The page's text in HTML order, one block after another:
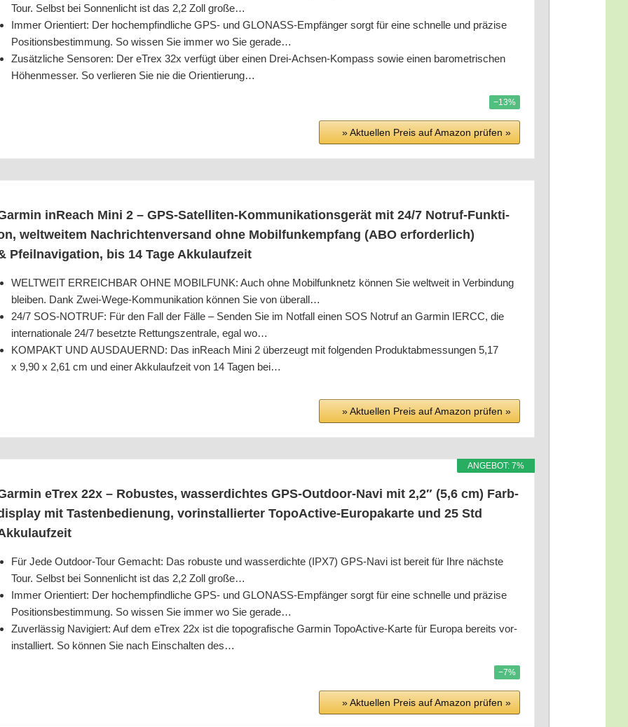
Tour. Selbst bei Son­nen­licht ist das 2,2 Zoll große…
Immer Ori­en­tiert: Der hoch­emp­find­li­che GPS- und GLO­NASS-Emp­fän­ger sorgt für eine schnel­le und prä­zi­se
Posi­ti­ons­be­stim­mung. So wis­sen Sie immer wo Sie gerade…
Zusätz­li­che Sen­so­ren: Der eTrex 32x ver­fügt über einen Drei-Ach­sen-Kom­pass sowie einen baro­me­tri­schen
Höhen­mes­ser. So ver­lie­ren Sie nie die Orientierung…
−13%
» Aktu­el­len Preis auf Ama­zon prü­fen »
inReach Mini 2 – GPS-Satel­li­ten-Kom­mu­ni­ka­ti­ons­ge­rät mit 24/​7 Not­ruf-Funk­ti­
welt­wei­tem Nach­rich­ten­ver­sand ohne Mobil­funk­emp­fang (ABO erfor­der­lich)
Pfeil­na­vi­ga­ti­on, bis 14 Tage Akkulaufzeit
WELTWEIT ERREICHBAR OHNE MOBILFUNK: Auch ohne Mobil­funk­netz kön­nen Sie welt­weit in Ver­bin­dung
blei­ben. Dank Zwei-Wege-Kom­mu­ni­ka­ti­on kön­nen Sie von überall…
24/​7 SOS-NOTRUF: Für den Fall der Fäl­le – Sen­den Sie im Not­fall einen SOS Not­ruf an Gar­min IERCC, die
inter­na­tio­na­le 24/​7 besetz­te Ret­tungs­zen­tra­le, egal wo…
KOMPAKT UND AUSDAUERND: Das inReach Mini 2 über­zeugt mit fol­gen­den Pro­duktab­mes­sun­gen 5,17
x 9,90 x 2,61 cm und einer Akku­lauf­zeit von 14 Tagen bei…
» Aktu­el­len Preis auf Ama­zon prü­fen »
ANGE­BOT: 7%
eTrex 22x – Robus­tes, was­ser­dich­tes GPS-Out­door-Navi mit 2,2″ (5,6 cm) Farb­
mit Tas­ten­be­die­nung, vor­in­stal­lier­ter TopoAc­ti­ve-Euro­pa­kar­te und 25 Std
Für Jede Out­door-Tour Gemacht: Das robus­te und was­ser­dich­te (IPX7) GPS-Navi ist bereit für Ihre nächs­te
Tour. Selbst bei Son­nen­licht ist das 2,2 Zoll große…
Immer Ori­en­tiert: Der hoch­emp­find­li­che GPS- und GLO­NASS-Emp­fän­ger sorgt für eine schnel­le und prä­zi­se
Posi­ti­ons­be­stim­mung. So wis­sen Sie immer wo Sie gerade…
Zuver­läs­sig Navi­giert: Auf dem eTrex 22x ist die topo­gra­fi­sche Gar­min TopoAc­ti­ve-Kar­te für Euro­pa bereits vor­
in­stal­liert. So kön­nen Sie nach Ein­schal­ten des…
−7%
» Aktu­el­len Preis auf Ama­zon prü­fen »